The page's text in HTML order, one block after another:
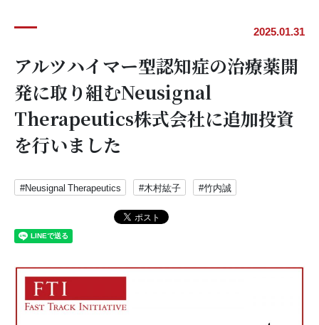
アルツハイマー型認知症の治療薬開
発に取り組むNeusignal
Therapeutics株式会社に追加投資
を行いました
2025.01.31
#Neusignal Therapeutics #木村紘子 #竹内誠